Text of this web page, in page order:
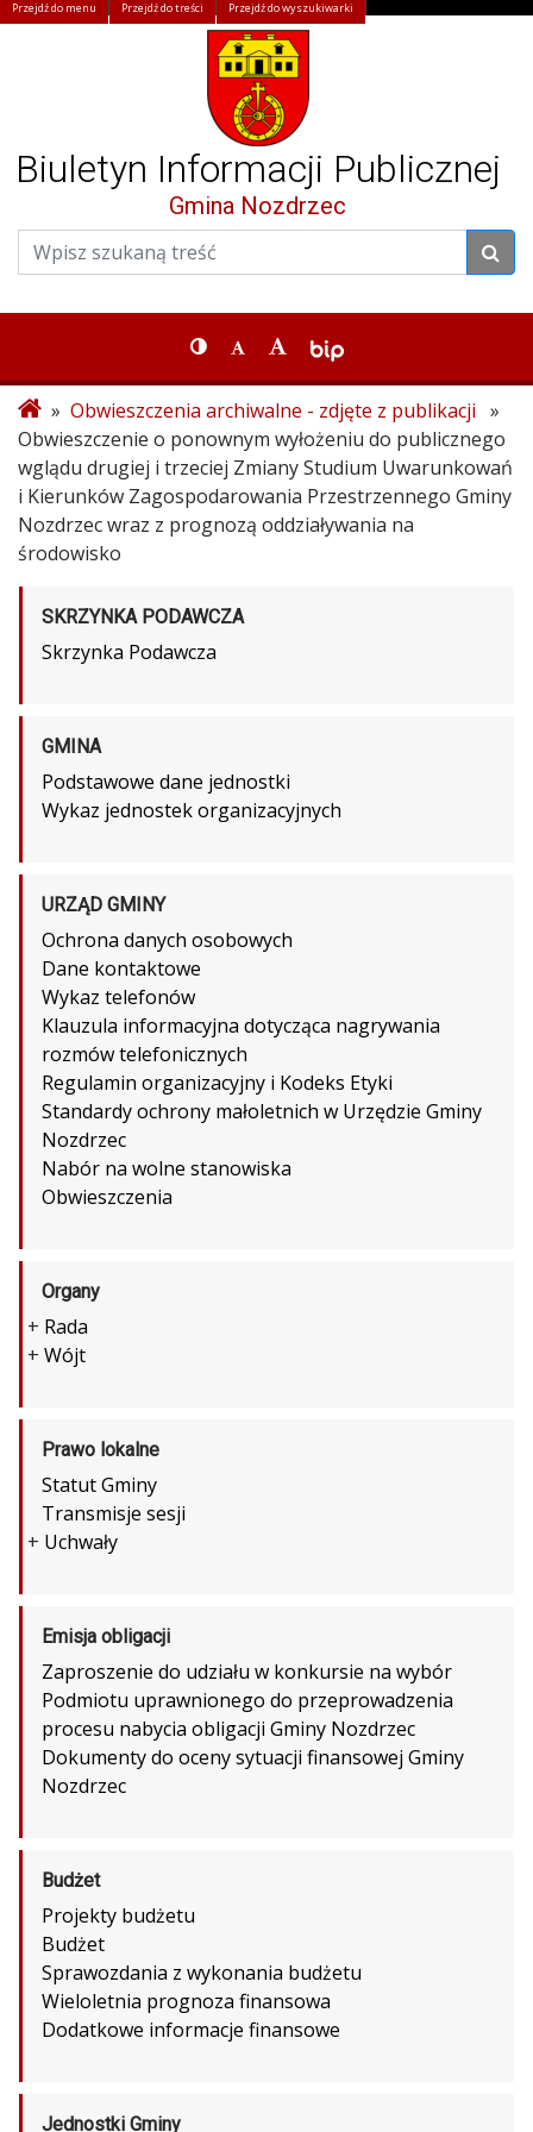
Przejdź do menu Przejdź do treści Przejdź do wyszukiwarki
Biuletyn Informacji Publicznej
Gmina Nozdrzec
» Obwieszczenia archiwalne - zdjęte z publikacji »
Obwieszczenie o ponownym wyłożeniu do publicznego
wglądu drugiej i trzeciej Zmiany Studium Uwarunkowań
i Kierunków Zagospodarowania Przestrzennego Gminy
Nozdrzec wraz z prognozą oddziaływania na
środowisko
SKRZYNKA PODAWCZA
Skrzynka Podawcza
GMINA
Podstawowe dane jednostki
Wykaz jednostek organizacyjnych
URZĄD GMINY
Ochrona danych osobowych
Dane kontaktowe
Wykaz telefonów
Klauzula informacyjna dotycząca nagrywania
rozmów telefonicznych
Regulamin organizacyjny i Kodeks Etyki
Standardy ochrony małoletnich w Urzędzie Gminy
Nozdrzec
Nabór na wolne stanowiska
Obwieszczenia
Organy
+ Rada
+ Wójt
Prawo lokalne
Statut Gminy
Transmisje sesji
+ Uchwały
Emisja obligacji
Zaproszenie do udziału w konkursie na wybór
Podmiotu uprawnionego do przeprowadzenia
procesu nabycia obligacji Gminy Nozdrzec
Dokumenty do oceny sytuacji finansowej Gminy
Nozdrzec
Budżet
Projekty budżetu
Budżet
Sprawozdania z wykonania budżetu
Wieloletnia prognoza finansowa
Dodatkowe informacje finansowe
Jednostki Gminy